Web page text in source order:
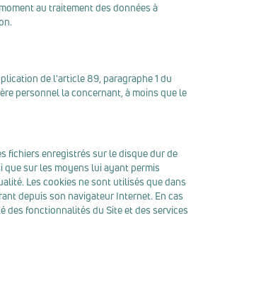
au traitement des données à
de l'article 89, paragraphe 1 du
personnel la concernant, à moins que le
fichiers enregistrés sur le disque dur de
sur les moyens lui ayant permis
Les cookies ne sont utilisés que dans
depuis son navigateur Internet. En cas
des fonctionnalités du Site et des services